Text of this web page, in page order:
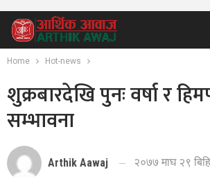
Home Hot-news
शुक्रबारदेखि पुनः वर्षा र
सम्भावना
Arthik Aawaj २०७७ माघ २९